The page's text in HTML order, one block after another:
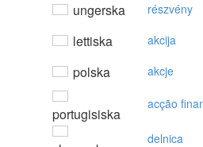
ungerska részvény
lettiska akcija
polska akcje
portugisiska
acção
delnica